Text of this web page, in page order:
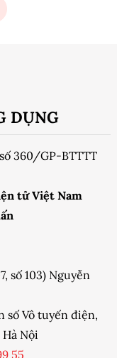
DỤNG
360/GP-BTTTT
tử Việt Nam
số 103) Nguyễn
số Vô tuyến điện,
Nội
55